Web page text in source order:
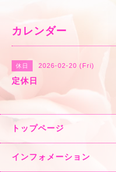
カレンダー
休日 2026-02-20 (Fri)
定休日
トップページ
インフォメーション